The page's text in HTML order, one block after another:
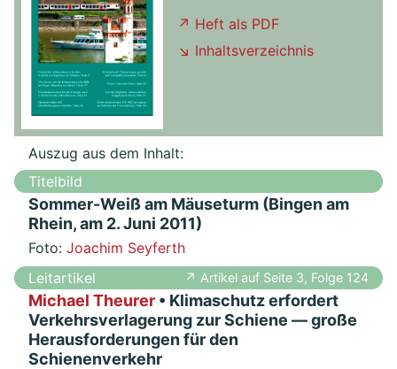
↗ Heft als PDF
↘ Inhaltsverzeichnis
Auszug aus dem Inhalt:
Titelbild
Sommer-Weiß am Mäuseturm (Bingen am
Rhein, am 2. Juni 2011)
Foto: Joachim Seyferth
Leitartikel
↗ Artikel auf Seite 3, Folge 124
Michael Theurer• Klimaschutz erfordert
Verkehrsverlagerung zur Schiene — große
Herausforderungen für den
Schienenverkehr